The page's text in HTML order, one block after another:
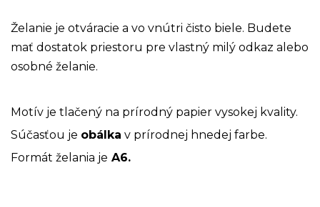
Želanie je otváracie a vo vnútri čisto biele. Budete
mať dostatok priestoru pre vlastný milý odkaz alebo
osobné želanie.
Motív je tlačený na prírodný papier vysokej kvality.
Súčasťou je obálka v prírodnej hnedej farbe.
Formát želania je A6.